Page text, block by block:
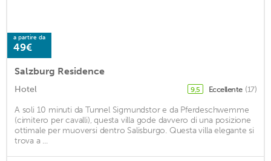
a partire da
49€
Salzburg Residence
Hotel 9,5 Eccellente (17)
A soli 10 minuti da Tunnel Sigmundstor e da Pferdeschwemme
(cimitero per cavalli), questa villa gode davvero di una posizione
ottimale per muoversi dentro Salisburgo. Questa villa elegante si
trova a ...